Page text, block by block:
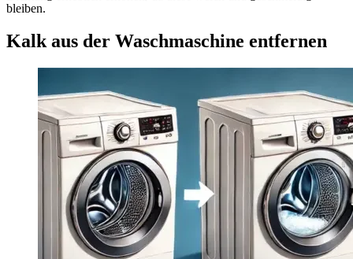
bleiben.
Kalk aus der Waschmaschine entfernen